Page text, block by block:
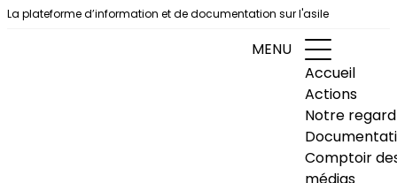
Aller au contenu
La plateforme d’information et de documentation sur l'asile
MENU
Accueil
Actions
Notre regard
Comptoir